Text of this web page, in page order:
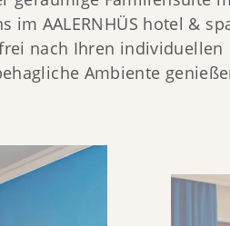
im AALERNHÜS hotel &
nach Ihren individuellen
Ambiente